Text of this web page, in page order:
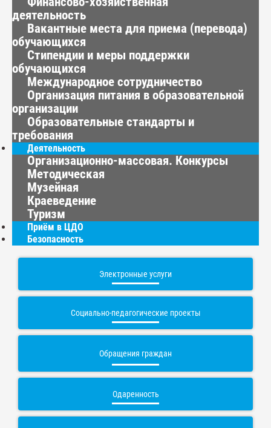
деятельность
Вакантные места для приема (перевода)
обучающихся
Стипендии и меры поддержки
обучающихся
Международное сотрудничество
Организация питания в образовательной
организации
Образовательные стандарты и
требования
Деятельность
Организационно-массовая. Конкурсы
Методическая
Музейная
Краеведение
Туризм
Приём в ЦДО
Безопасность
Электронные услуги
Социально-педагогические проекты
Обращения граждан
Одаренность